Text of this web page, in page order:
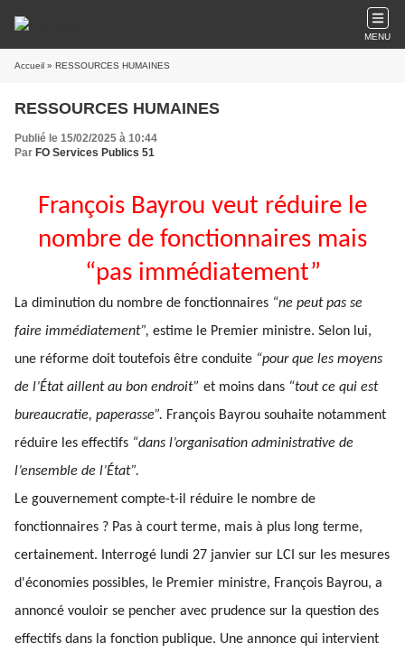
MENU
Accueil » RESSOURCES HUMAINES
RESSOURCES HUMAINES
Publié le 15/02/2025 à 10:44
Par FO Services Publics 51
François Bayrou veut réduire le
nombre de fonctionnaires mais
“pas immédiatement”
La diminution du nombre de fonctionnaires “ne peut pas se
faire immédiatement”, estime le Premier ministre. Selon lui,
une réforme doit toutefois être conduite “pour que les moyens
de l’État aillent au bon endroit” et moins dans “tout ce qui est
bureaucratie, paperasse”. François Bayrou souhaite notamment
réduire les effectifs “dans l’organisation administrative de
l’ensemble de l’État”.
Le gouvernement compte-t-il réduire le nombre de
fonctionnaires ? Pas à court terme, mais à plus long terme,
certainement. Interrogé lundi 27 janvier sur LCI sur les mesures
d'économies possibles, le Premier ministre, François Bayrou, a
annoncé vouloir se pencher avec prudence sur la question des
effectifs dans la fonction publique. Une annonce qui intervient